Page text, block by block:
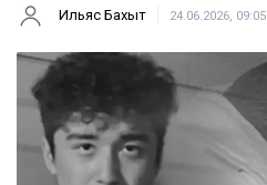
Ильяс Бахыт 24.06.2026, 09:05